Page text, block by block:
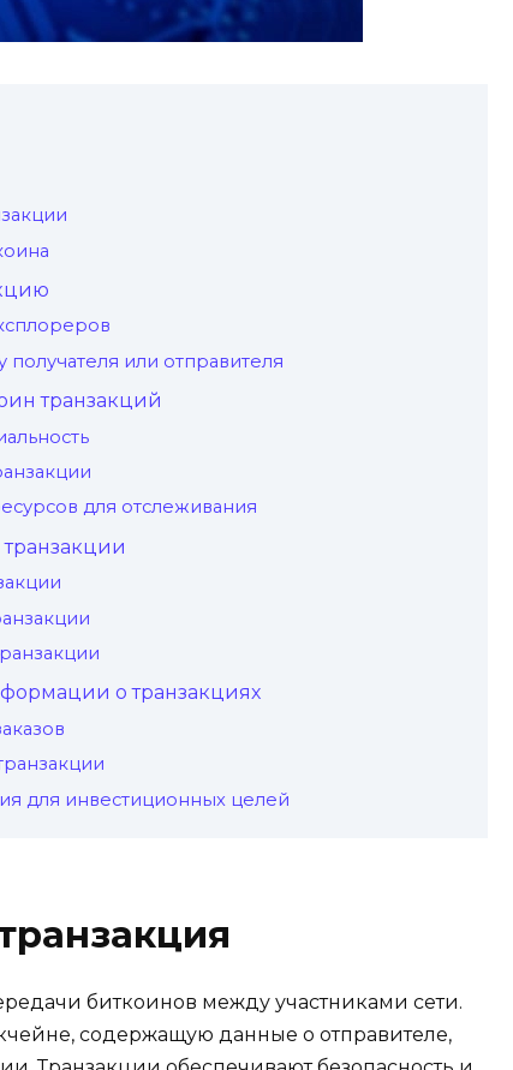
или отправителя
транзакций
для отслеживания
о транзакциях
для инвестиционных целей
биткоинов между участниками сети.​
содержащую данные о отправителе,